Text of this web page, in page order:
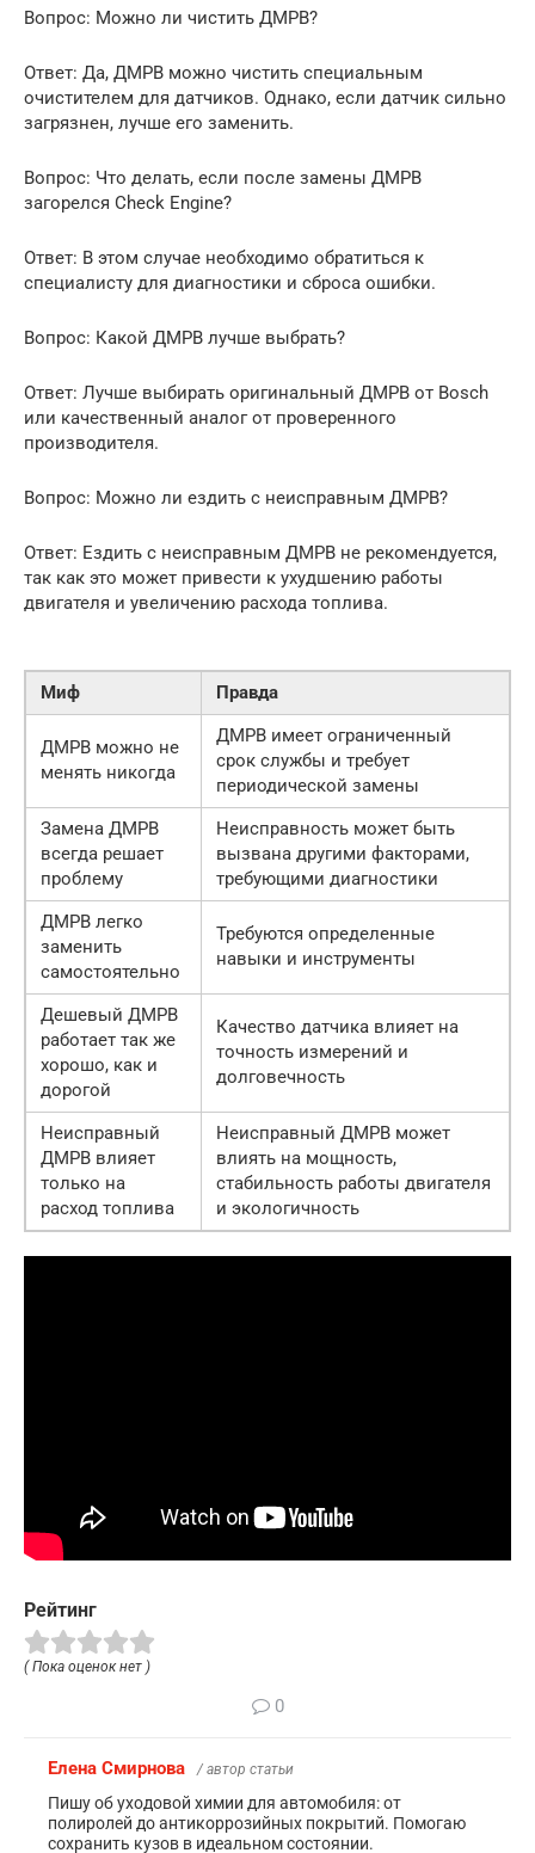
Вопрос: Можно ли чистить ДМРВ?
Ответ: Да, ДМРВ можно чистить специальным
очистителем для датчиков. Однако, если датчик сильно
загрязнен, лучше его заменить.
Вопрос: Что делать, если после замены ДМРВ
загорелся Check Engine?
Ответ: В этом случае необходимо обратиться к
специалисту для диагностики и сброса ошибки.
Вопрос: Какой ДМРВ лучше выбрать?
Ответ: Лучше выбирать оригинальный ДМРВ от Bosch
или качественный аналог от проверенного
производителя.
Вопрос: Можно ли ездить с неисправным ДМРВ?
Ответ: Ездить с неисправным ДМРВ не рекомендуется,
так как это может привести к ухудшению работы
двигателя и увеличению расхода топлива.
Миф Правда
ДМРВ можно не
менять никогда
ДМРВ имеет ограниченный
срок службы и требует
периодической замены
Замена ДМРВ
всегда решает
проблему
Неисправность может быть
вызвана другими факторами,
требующими диагностики
ДМРВ легко
заменить
самостоятельно
Требуются определенные
навыки и инструменты
Дешевый ДМРВ
работает так же
хорошо, как и
дорогой
Качество датчика влияет на
точность измерений и
долговечность
Неисправный
ДМРВ влияет
только на
расход топлива
Неисправный ДМРВ может
влиять на мощность,
стабильность работы двигателя
и экологичность
Рейтинг
( Пока оценок нет )
0
Елена Смирнова / автор статьи
Пишу об уходовой химии для автомобиля: от
полиролей до антикоррозийных покрытий. Помогаю
сохранить кузов в идеальном состоянии.